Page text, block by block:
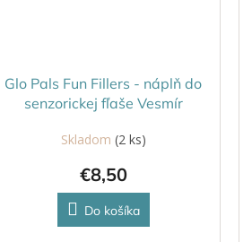
Glo Pals Fun Fillers - náplň do
senzorickej fľaše Vesmír
Skladom (2 ks)
€8,50
Do košíka